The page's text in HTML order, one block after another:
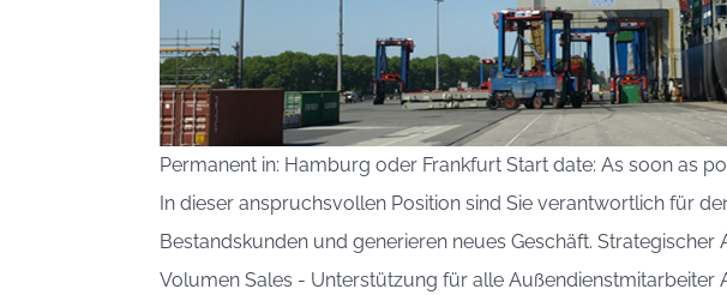
Permanent in: Hamburg oder Frankfurt Start date: As soon as
In dieser anspruchsvollen Position sind Sie verantwortlich für
Bestandskunden und generieren neues Geschäft.
Volumen Sales - Unterstützung für alle Außendienstmitarbeiter